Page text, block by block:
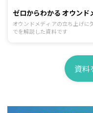
ゼロからわかる オウンド
オウンドメディアの立ち上げに
でを解説した資料です
資料